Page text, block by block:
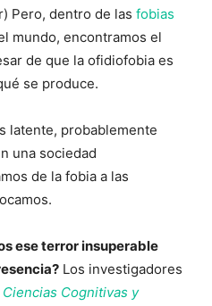
Pero, dentro de las fobias
mundo, encontramos el
de que la ofidiofobia es
se produce.
latente, probablemente
una sociedad
de la fobia a las
ese terror insuperable
Los investigadores
Cognitivas y